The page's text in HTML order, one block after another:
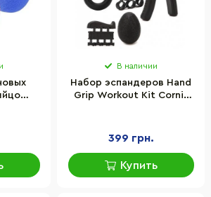
набор
В наличии
Набор эспандеров Hand
Grip Workout Kit Cornix
399 грн.
Купить